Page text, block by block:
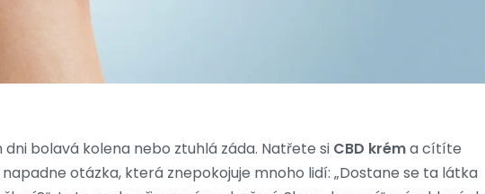
bolavá kolena nebo ztuhlá záda. Natřete si CBD kréma cítíte
otázka, která znepokojuje mnoho lidí: „Dostane se ta látka